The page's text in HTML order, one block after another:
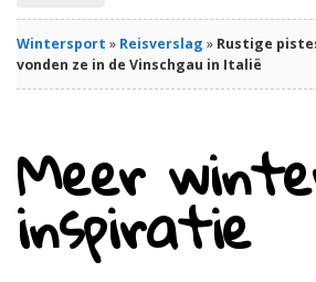
Wintersport » Reisverslag » Rustige
vonden ze in de Vinschgau in Italië
Meer
inspiratie